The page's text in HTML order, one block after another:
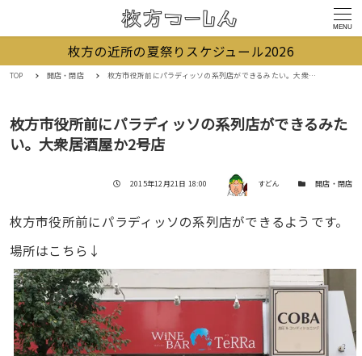
MENU
枚方の近所の夏祭りスケジュール2026
TOP 開店・閉店 枚方市役所前にパラディッソの系列店ができるみたい。大衆居酒屋か2号店
枚方市役所前にパラディッソの系列店ができるみた
い。大衆居酒屋か2号店
投稿日
2015年12月21日 18:00 著者 すどん カテゴリー開店・閉店
枚方市役所前にパラディッソの系列店ができるようです。
場所はこちら↓